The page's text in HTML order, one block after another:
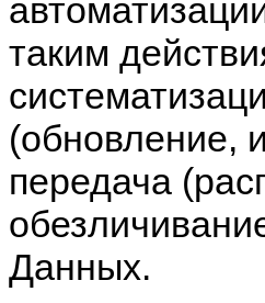
таким
(обновление,
передача
Данных.